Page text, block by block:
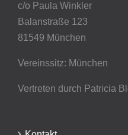
c/o Paula Winkler
Balanstraße 123
81549 München
Vereinssitz: München
Vertreten durch Patricia